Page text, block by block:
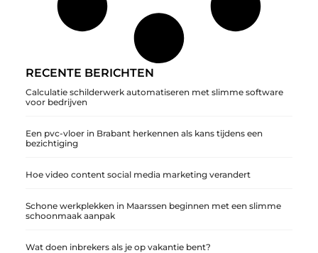
RECENTE BERICHTEN
Calculatie schilderwerk automatiseren met slimme software
voor bedrijven
Een pvc-vloer in Brabant herkennen als kans tijdens een
bezichtiging
Hoe video content social media marketing verandert
Schone werkplekken in Maarssen beginnen met een slimme
schoonmaak aanpak
Wat doen inbrekers als je op vakantie bent?